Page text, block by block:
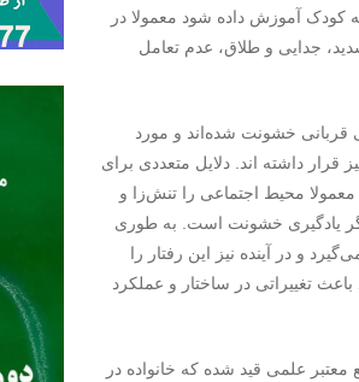
کودک آموزش داده شود معمولا در
جدایی و طلاق، عدم تعامل
قربانی خشونت شده‌اند و مورد
داشته اند. دلایل متعددی برای
محیط اجتماعی را تنش‌زا و
یادگیری خشونت است. به طوری
و در آینده نیز این رفتار را
تغییراتی در ساختار و عملکرد
علمی قید شده که خانواده در